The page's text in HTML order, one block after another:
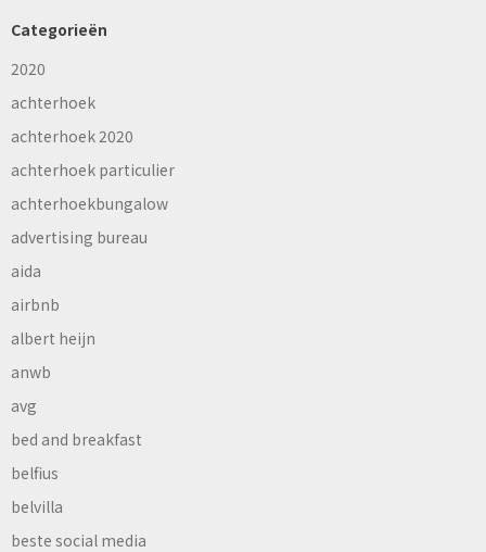
Categorieën
2020
achterhoek
achterhoek 2020
achterhoek particulier
achterhoekbungalow
advertising bureau
aida
airbnb
albert heijn
anwb
avg
bed and breakfast
belfius
belvilla
beste social media